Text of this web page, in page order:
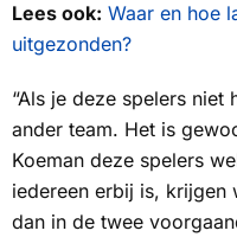
Lees ook: Waar en hoe
uitgezonden?
“Als je deze spelers niet
ander team. Het is
Koeman deze spelers
iedereen erbij is, krijgen
dan in de twee